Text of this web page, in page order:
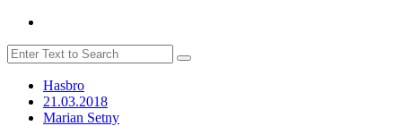
Hasbro
21.03.2018
Marian Setny